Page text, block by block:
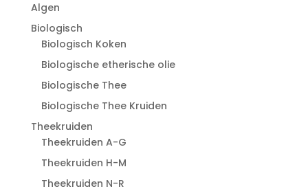
Algen
Biologisch
Biologisch Koken
Biologische etherische olie
Biologische Thee
Biologische Thee Kruiden
Theekruiden
Theekruiden A-G
Theekruiden H-M
Theekruiden N-R